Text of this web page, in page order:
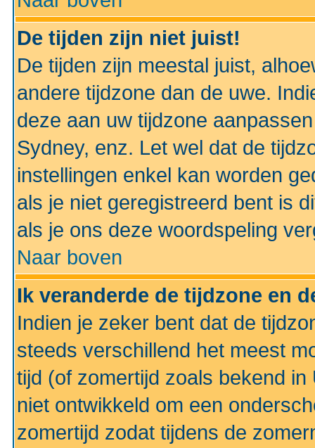
De tijden zijn niet juist!
De tijden zijn meestal juist,
andere tijdzone dan de uwe.
deze aan uw tijdzone
Sydney, enz. Let wel dat de
instellingen enkel kan worden
als je niet geregistreerd bent is
als je ons deze woordspeling
Naar boven
Ik veranderde de tijdzone en
Indien je zeker bent dat de
steeds verschillend het meest
tijd (of zomertijd zoals bekend
niet ontwikkeld om een
zomertijd zodat tijdens de